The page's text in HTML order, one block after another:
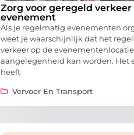
Zorg voor geregeld
evenement
Als je regelmatig evenementen
weet je waarschijnlijk dat het
verkeer op de
aangelegenheid kan worden. Het
heeft
Vervoer En Transport